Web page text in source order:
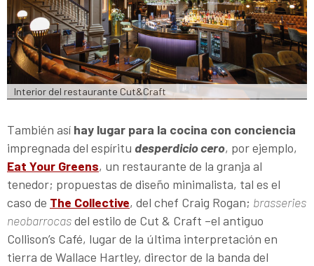
Interior del restaurante Cut&Craft
También así hay lugar para la cocina con conciencia
impregnada del espíritu desperdicio cero, por ejemplo,
Eat Your Greens, un restaurante de la granja al
tenedor; propuestas de diseño minimalista, tal es el
caso de The Collective, del chef Craig Rogan; brasseries
neobarrocasdel estilo de Cut & Craft –el antiguo
Collison’s Café, lugar de la última interpretación en
tierra de Wallace Hartley, director de la banda del